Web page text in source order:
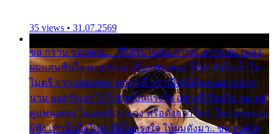
35 views • 31.07.2569
ขอ กราบ ขอบคุณ.... ที่ได้รับไออุ่น การุณ จากแฟน เพลง
ผมแสนชื่นใจ หายวังเวง เมื่อแฟนเพลง ให้กำลังใจ น้ำใจ
ไมตรี จากแฟนเพลง ทุกทุกที่ ปราณีหลั่งไหล ผมขอฝาก
นาม ยอดรักเอาไว้ โปรดเป็นแรงใจ อย่างนี้เรื่อยไป ขอ อยู่
คู่แฟนเพลง ไม่เคยคิดว่าเก่ง หรือดังกว่าใคร..ใคร พระคุณ
ผู้ฟัง เท่านั้นยิ่งใหญ่ ที่เป็นแรงใจ ให้ผมดังมา.. ขอ องค์เท